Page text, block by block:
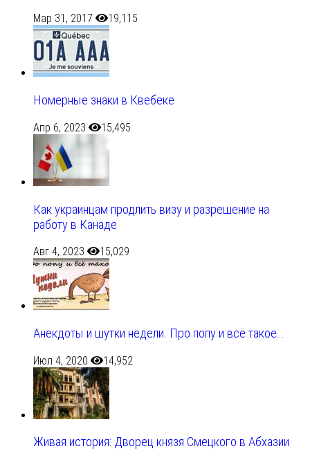
Мар 31, 2017 19,115
Номерные знаки в Квебеке
Апр 6, 2023 15,495
Как украинцам продлить визу и разрешение на
работу в Канаде
Авг 4, 2023 15,029
Анекдоты и шутки недели. Про попу и всё такое…
Июл 4, 2020 14,952
Живая история: Дворец князя Смецкого в Абхазии